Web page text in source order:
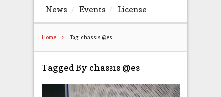
News
Events License
Home Tag: chassis @es
Tagged By chassis @es